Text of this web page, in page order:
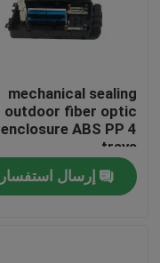
الصفحة الرئيسية
mechanical sealing
outdoor fiber optic
enclosure ABS PP 4
trays
إرسال استفسار